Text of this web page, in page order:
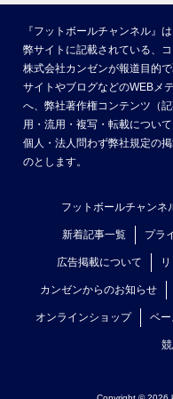
『フットボールチャンネル』
弊サイトに記載されている、
株式会社カンゼンが報道目的
サイトやブログなどのWEBメ
へ、弊社著作権コンテンツ（
用・流用・複写・転載につい
個人・法人問わず弊社規定の
のとします。
フットボールチャンネ
新着記事一覧 プラ
広告掲載について
カンゼンからのお知らせ
オンラインショップ ベ